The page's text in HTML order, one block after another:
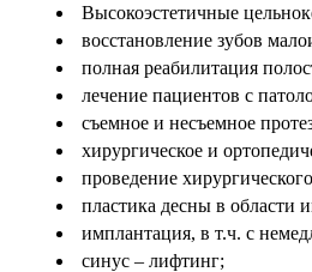
Высокоэстетичные
восстановление зубов
полная реабилитация
лечение пациентов с
съемное и несъемное
хирургическое и
проведение
пластика десны в области
имплантация, в т.ч. с
синус – лифтинг;